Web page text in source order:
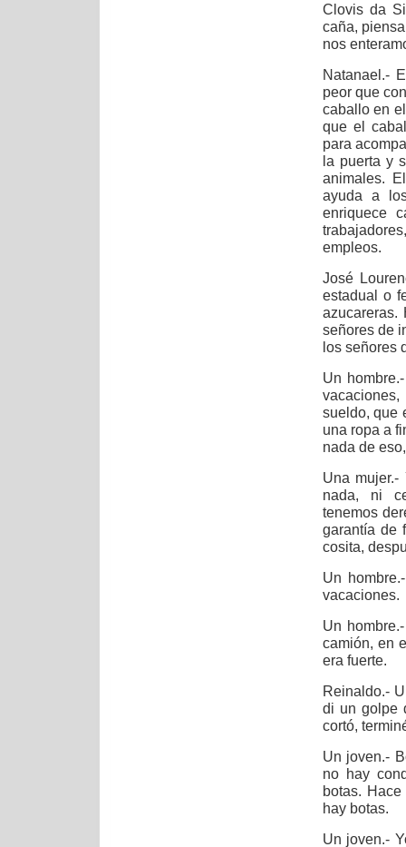
Clovis da
caña,
nos
Natanael.-
peor que
caballo en
que el
para
la puerta y
animales.
ayuda a
enriquece
empleos.
José
estadual o
azucareras.
señores de
los señores
Un
sueldo, que
una ropa a
nada de
Una
nada, ni
tenemos
garantía de
cosita,
Un
vacaciones.
Un
camión, en
era fuerte.
Reinaldo.-
di un golpe
cortó,
Un joven.-
no hay
botas.
hay botas.
Un joven.-